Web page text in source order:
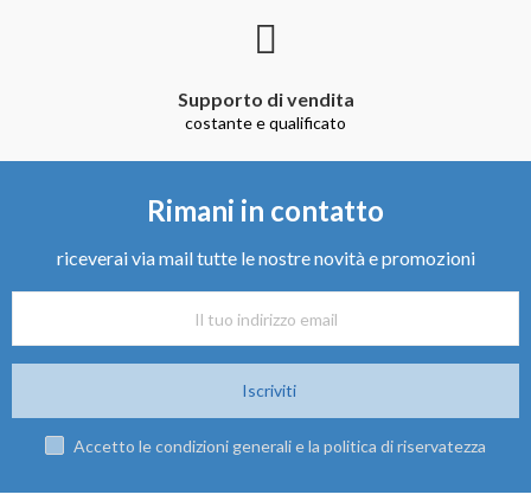
Supporto di vendita
costante e qualificato
Rimani in contatto
riceverai via mail tutte le nostre novità e promozioni
Iscriviti
Accetto le condizioni generali e la politica di riservatezza